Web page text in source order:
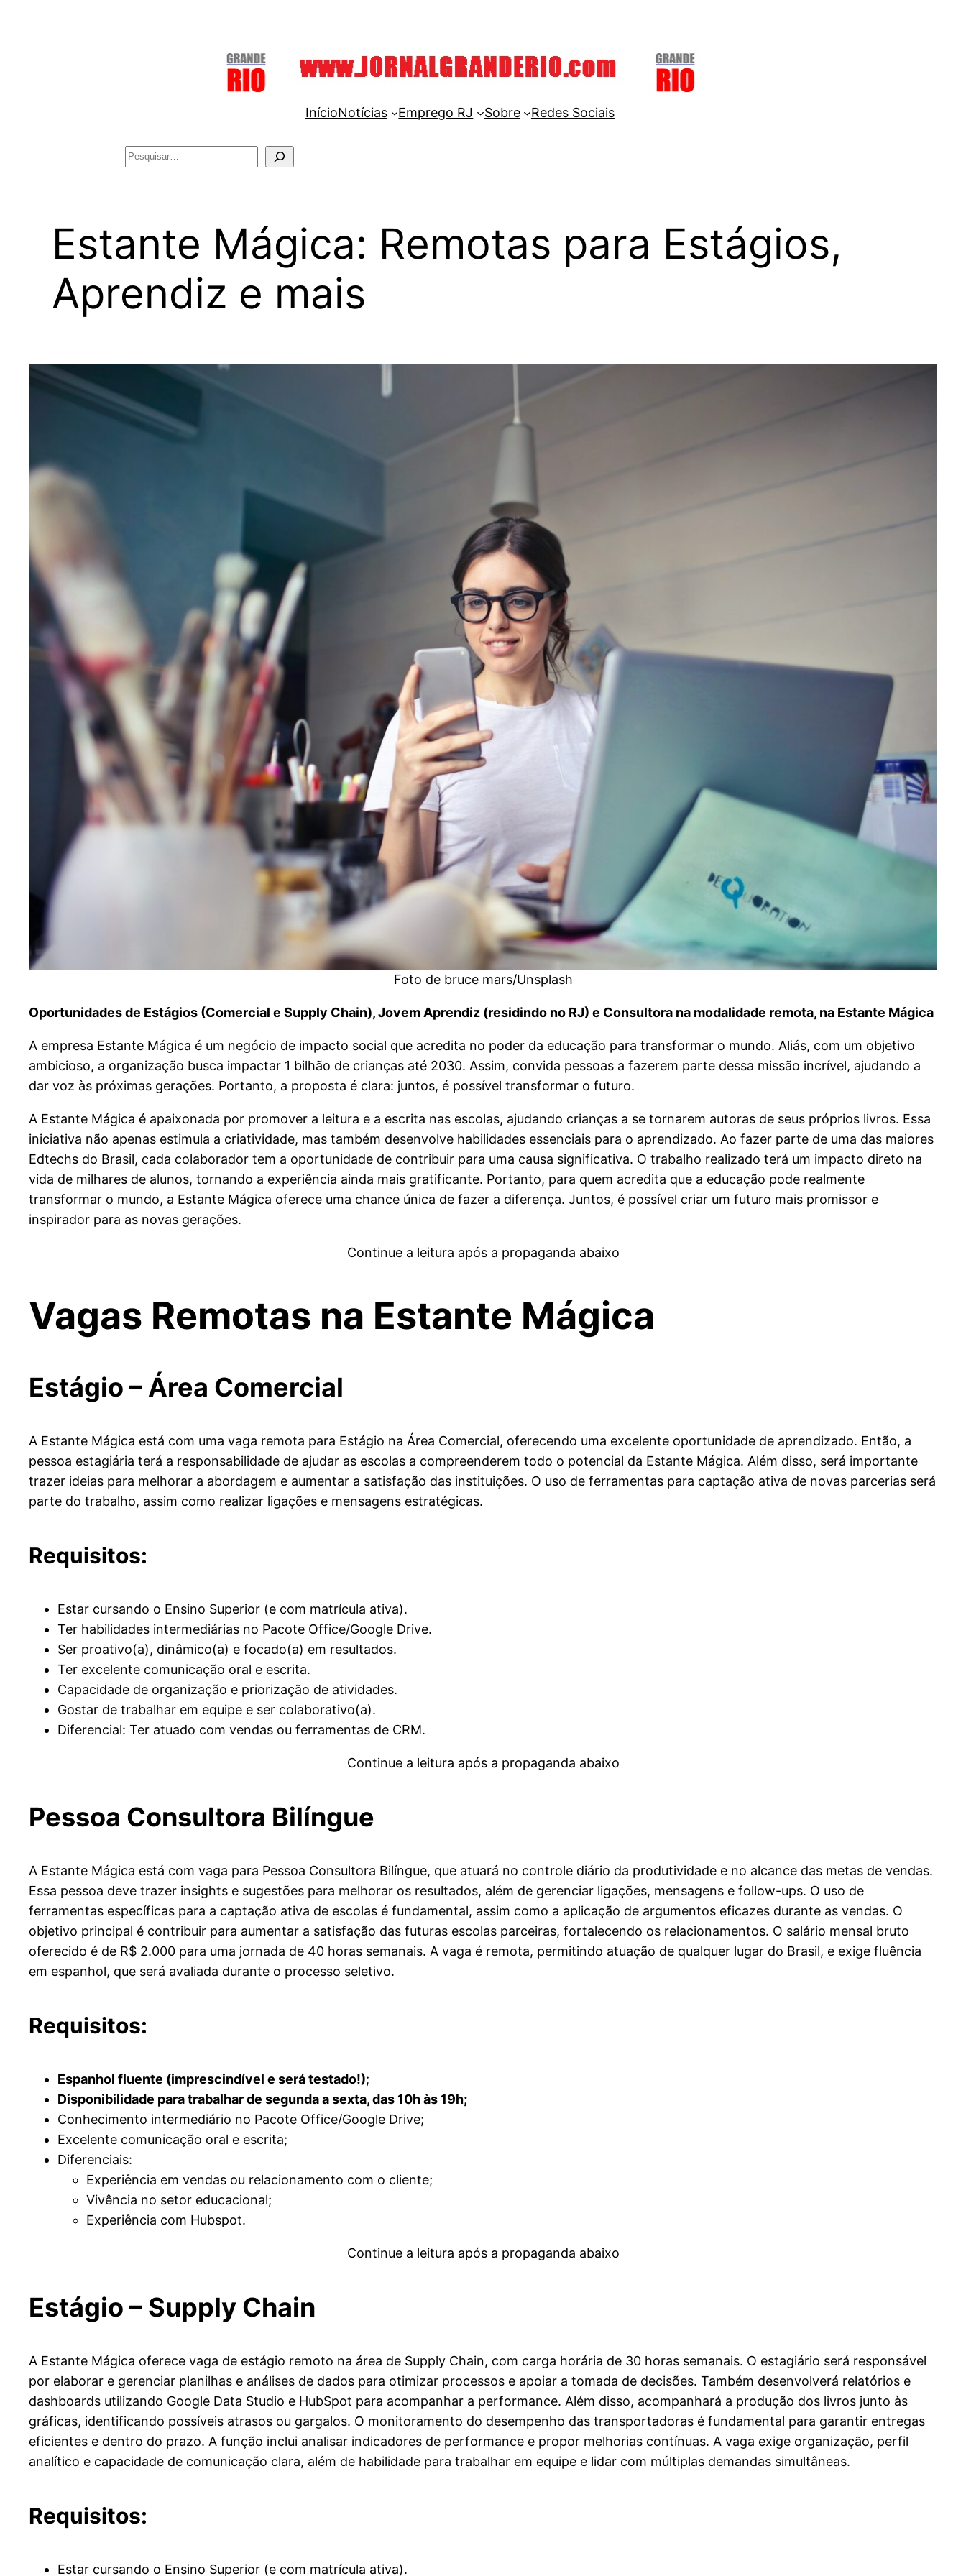
InícioNotícias Emprego RJ Sobre Redes Sociais
Estante Mágica: Remotas para Estágios,
Aprendiz e mais
Foto de bruce mars/Unsplash
Oportunidades de Estágios (Comercial e Supply Chain), Jovem Aprendiz (residindo no RJ) e Consultora na modalidade remota, na Estante Mágica
A empresa Estante Mágica é um negócio de impacto social que acredita no poder da educação para transformar o mundo. Aliás, com um objetivo
ambicioso, a organização busca impactar 1 bilhão de crianças até 2030. Assim, convida pessoas a fazerem parte dessa missão incrível, ajudando a
dar voz às próximas gerações. Portanto, a proposta é clara: juntos, é possível transformar o futuro.
A Estante Mágica é apaixonada por promover a leitura e a escrita nas escolas, ajudando crianças a se tornarem autoras de seus próprios livros. Essa
iniciativa não apenas estimula a criatividade, mas também desenvolve habilidades essenciais para o aprendizado. Ao fazer parte de uma das maiores
Edtechs do Brasil, cada colaborador tem a oportunidade de contribuir para uma causa significativa. O trabalho realizado terá um impacto direto na
vida de milhares de alunos, tornando a experiência ainda mais gratificante. Portanto, para quem acredita que a educação pode realmente
transformar o mundo, a Estante Mágica oferece uma chance única de fazer a diferença. Juntos, é possível criar um futuro mais promissor e
inspirador para as novas gerações.
Continue a leitura após a propaganda abaixo
Vagas Remotas na Estante Mágica
Estágio – Área Comercial
A Estante Mágica está com uma vaga remota para Estágio na Área Comercial, oferecendo uma excelente oportunidade de aprendizado. Então, a
pessoa estagiária terá a responsabilidade de ajudar as escolas a compreenderem todo o potencial da Estante Mágica. Além disso, será importante
trazer ideias para melhorar a abordagem e aumentar a satisfação das instituições. O uso de ferramentas para captação ativa de novas parcerias será
parte do trabalho, assim como realizar ligações e mensagens estratégicas.
Requisitos:
Estar cursando o Ensino Superior (e com matrícula ativa).
Ter habilidades intermediárias no Pacote Office/Google Drive.
Ser proativo(a), dinâmico(a) e focado(a) em resultados.
Ter excelente comunicação oral e escrita.
Capacidade de organização e priorização de atividades.
Gostar de trabalhar em equipe e ser colaborativo(a).
Diferencial: Ter atuado com vendas ou ferramentas de CRM.
Continue a leitura após a propaganda abaixo
Pessoa Consultora Bilíngue
A Estante Mágica está com vaga para Pessoa Consultora Bilíngue, que atuará no controle diário da produtividade e no alcance das metas de vendas.
Essa pessoa deve trazer insights e sugestões para melhorar os resultados, além de gerenciar ligações, mensagens e follow-ups. O uso de
ferramentas específicas para a captação ativa de escolas é fundamental, assim como a aplicação de argumentos eficazes durante as vendas. O
objetivo principal é contribuir para aumentar a satisfação das futuras escolas parceiras, fortalecendo os relacionamentos. O salário mensal bruto
oferecido é de R$ 2.000 para uma jornada de 40 horas semanais. A vaga é remota, permitindo atuação de qualquer lugar do Brasil, e exige fluência
em espanhol, que será avaliada durante o processo seletivo.
Requisitos:
Espanhol fluente (imprescindível e será testado!);
Disponibilidade para trabalhar de segunda a sexta, das 10h às 19h;
Conhecimento intermediário no Pacote Office/Google Drive;
Excelente comunicação oral e escrita;
Diferenciais:
Experiência em vendas ou relacionamento com o cliente;
Vivência no setor educacional;
Experiência com Hubspot.
Continue a leitura após a propaganda abaixo
Estágio – Supply Chain
A Estante Mágica oferece vaga de estágio remoto na área de Supply Chain, com carga horária de 30 horas semanais. O estagiário será responsável
por elaborar e gerenciar planilhas e análises de dados para otimizar processos e apoiar a tomada de decisões. Também desenvolverá relatórios e
dashboards utilizando Google Data Studio e HubSpot para acompanhar a performance. Além disso, acompanhará a produção dos livros junto às
gráficas, identificando possíveis atrasos ou gargalos. O monitoramento do desempenho das transportadoras é fundamental para garantir entregas
eficientes e dentro do prazo. A função inclui analisar indicadores de performance e propor melhorias contínuas. A vaga exige organização, perfil
analítico e capacidade de comunicação clara, além de habilidade para trabalhar em equipe e lidar com múltiplas demandas simultâneas.
Requisitos:
Estar cursando o Ensino Superior (e com matrícula ativa).